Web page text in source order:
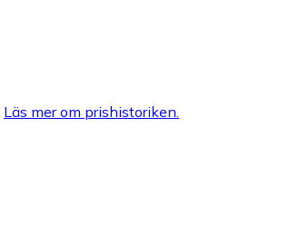
Läs mer om prishistoriken.